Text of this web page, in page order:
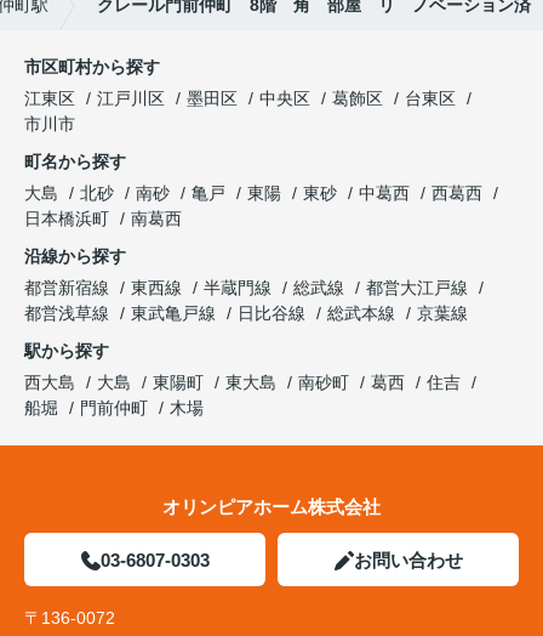
町駅 クレール門前仲町 8階 角 部屋 リ ノベーション済
市区町村から探す
江東区
江戸川区 墨田区 中央区 葛飾区
台東区
市川市
町名から探す
大島
北砂 南砂 亀戸 東陽 東砂 中葛西
西葛西
日本橋浜町
南葛西
沿線から探す
都営新宿線
東西線 半蔵門線 総武線
都営大江戸線
都営浅草線
東武亀戸線 日比谷線 総武本線
京葉線
駅から探す
西大島
大島 東陽町 東大島 南砂町 葛西
住吉
船堀
門前仲町 木場
オリンピアホーム株式会社
03-6807-0303 お問い合わせ
〒136-0072